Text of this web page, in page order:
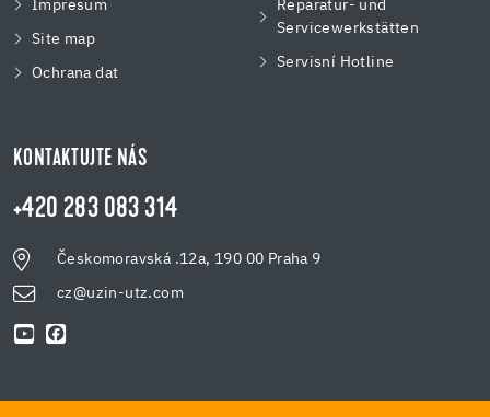
Impresum
Site map
Ochrana dat
Reparatur- und
Servicewerkstätten
Servisní Hotline
KONTAKTUJTE NÁS
+420 283 083 314
Českomoravská .12a, 190 00 Praha 9
cz@uzin-utz.com